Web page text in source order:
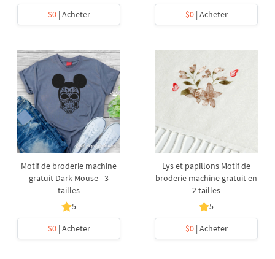
$0| Acheter
$0| Acheter
Motif de broderie machine
gratuit Dark Mouse - 3
tailles
5
$0| Acheter
Lys et papillons Motif de
broderie machine gratuit en
2 tailles
5
$0| Acheter